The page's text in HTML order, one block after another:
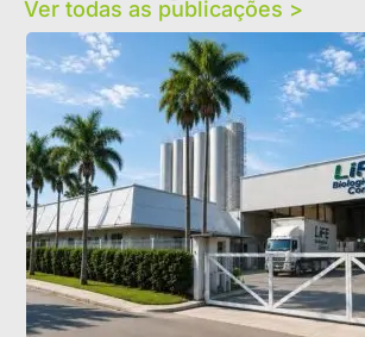
Ver todas as publicações >